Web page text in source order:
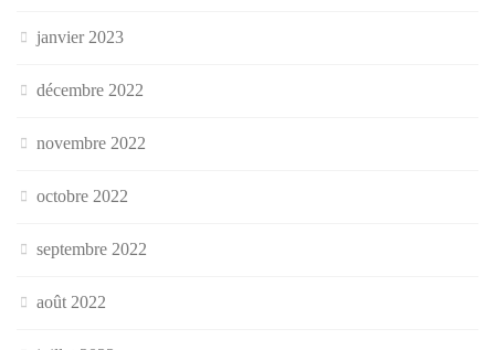
janvier 2023
décembre 2022
novembre 2022
octobre 2022
septembre 2022
août 2022